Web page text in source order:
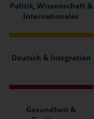
Politik, Wissenschaft &
Internationales
Deutsch & Integration
Gesundheit &